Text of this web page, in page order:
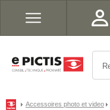
Accessoires photo et video